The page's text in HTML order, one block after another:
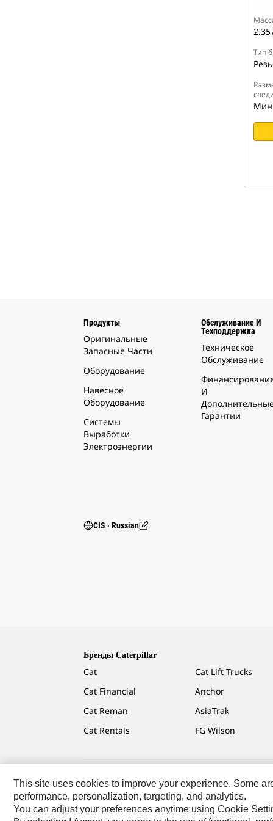
Тип
Продукты
Оригинальные
Запасные Части
Оборудование
Навесное
Оборудование
Системы
Выработки
Электроэнергии
Обслуживание И
Техподдержка
Техническое
Обслуживание
И
Гарантии
CIS ‧ Russian
Бренды Caterpillar
Cat
Cat Financial
Cat Reman
Cat Rentals
Cat Lift Trucks
Anchor
AsiaTrak
FG Wilson
Caterpillar.com Связаться С Caterpillar Карта
CIS - Russian © 2026 Caterpillar. Все права
This site uses cookies to improve your experience. Some
performance, personalization, targeting, and analytics.
You can adjust your preferences anytime using Cookie